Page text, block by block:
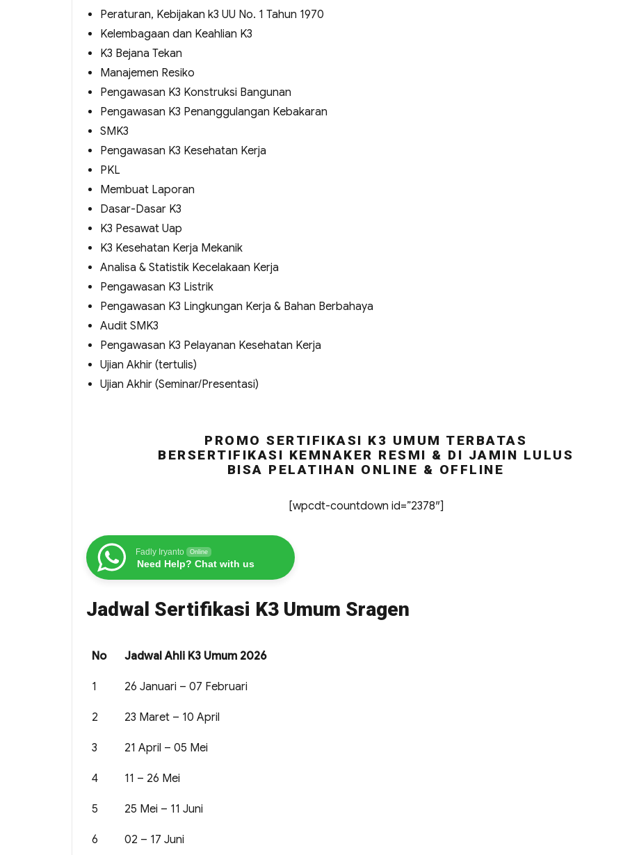
Peraturan, Kebijakan k3 UU No. 1 Tahun 1970
Kelembagaan dan Keahlian K3
K3 Bejana Tekan
Manajemen Resiko
Pengawasan K3 Konstruksi Bangunan
Pengawasan K3 Penanggulangan Kebakaran
SMK3
Pengawasan K3 Kesehatan Kerja
PKL
Membuat Laporan
Dasar-Dasar K3
K3 Pesawat Uap
K3 Kesehatan Kerja Mekanik
Analisa & Statistik Kecelakaan Kerja
Pengawasan K3 Listrik
Pengawasan K3 Lingkungan Kerja & Bahan Berbahaya
Audit SMK3
Pengawasan K3 Pelayanan Kesehatan Kerja
Ujian Akhir (tertulis)
Ujian Akhir (Seminar/Presentasi)
PROMO SERTIFIKASI K3 UMUM TERBATAS
BERSERTIFIKASI KEMNAKER RESMI & DI JAMIN LULUS
BISA PELATIHAN ONLINE & OFFLINE
[wpcdt-countdown id=”2378″]
Fadly Iryanto Online
Need Help? Chat with us
Jadwal Sertifikasi K3 Umum Sragen
No Jadwal Ahli K3 Umum 2026
1 26 Januari – 07 Februari
2 23 Maret – 10 April
3 21 April – 05 Mei
4 11 – 26 Mei
5 25 Mei – 11 Juni
6 02 – 17 Juni